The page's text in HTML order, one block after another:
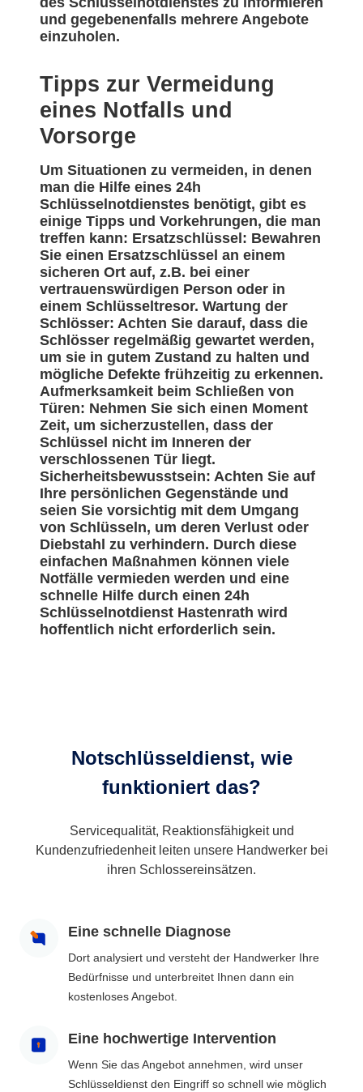
und gegebenenfalls mehrere Angebote
einzuholen.
Tipps zur Vermeidung
eines Notfalls und
Vorsorge
Um Situationen zu vermeiden, in denen
man die Hilfe eines 24h
Schlüsselnotdienstes benötigt, gibt es
einige Tipps und Vorkehrungen, die man
treffen kann: Ersatzschlüssel: Bewahren
Sie einen Ersatzschlüssel an einem
sicheren Ort auf, z.B. bei einer
vertrauenswürdigen Person oder in
einem Schlüsseltresor. Wartung der
Schlösser: Achten Sie darauf, dass die
Schlösser regelmäßig gewartet werden,
um sie in gutem Zustand zu halten und
mögliche Defekte frühzeitig zu erkennen.
Aufmerksamkeit beim Schließen von
Türen: Nehmen Sie sich einen Moment
Zeit, um sicherzustellen, dass der
Schlüssel nicht im Inneren der
verschlossenen Tür liegt.
Sicherheitsbewusstsein: Achten Sie auf
Ihre persönlichen Gegenstände und
seien Sie vorsichtig mit dem Umgang
von Schlüsseln, um deren Verlust oder
Diebstahl zu verhindern. Durch diese
einfachen Maßnahmen können viele
Notfälle vermieden werden und eine
schnelle Hilfe durch einen 24h
Schlüsselnotdienst Hastenrath wird
hoffentlich nicht erforderlich sein.
Notschlüsseldienst, wie
funktioniert das?
Servicequalität, Reaktionsfähigkeit und
Kundenzufriedenheit leiten unsere Handwerker bei
ihren Schlossereinsätzen.
Eine schnelle Diagnose
Dort analysiert und versteht der Handwerker Ihre
Bedürfnisse und unterbreitet Ihnen dann ein
kostenloses Angebot.
Eine hochwertige Intervention
Wenn Sie das Angebot annehmen, wird unser
Schlüsseldienst den Eingriff so schnell wie möglich